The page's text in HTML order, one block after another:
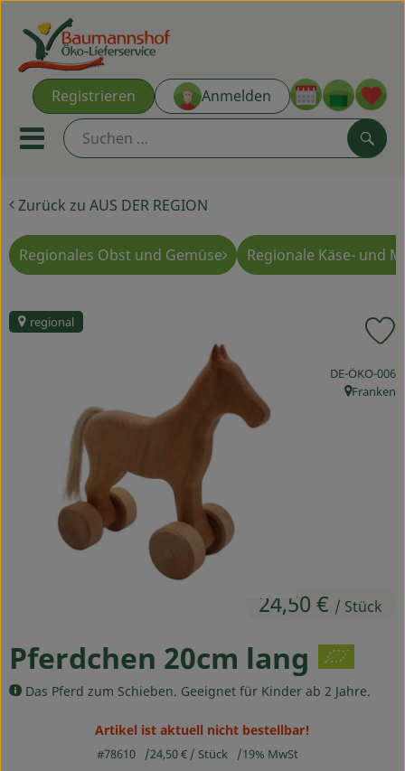
Registrieren Anmelden
Mobiles Menu öffnen oder
Ökokisten
Kochkisten
Ökokisten
Obst & Gemüse
Kühltheke
Backwaren
Drogerie
Zurück zu AUS DER REGION
Regionales Obst und Gemüse Regionale Käse- und
Pferdchen 20cm lang
Das Pferd zum Schieben. Geeignet für Kinder ab 2 Jahre.
24,50 € / Stück
regional
,DE-ÖKO-006
, Herkunft:
Franken
Artikel ist aktuell nicht bestellbar!
#78610 24,50 € / Stück 19% MwSt